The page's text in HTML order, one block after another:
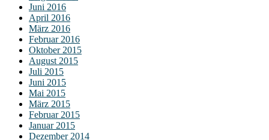
Juni 2016
April 2016
März 2016
Februar 2016
Oktober 2015
August 2015
Juli 2015
Juni 2015
Mai 2015
März 2015
Februar 2015
Januar 2015
Dezember 2014